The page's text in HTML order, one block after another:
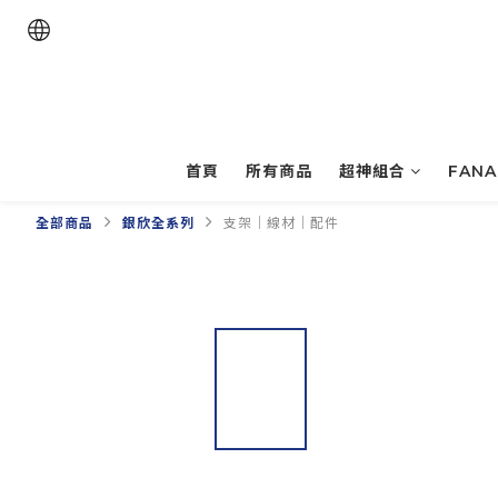
首頁 所有商品 超神組合
全部商品 銀欣全系列 支架｜線材｜配件